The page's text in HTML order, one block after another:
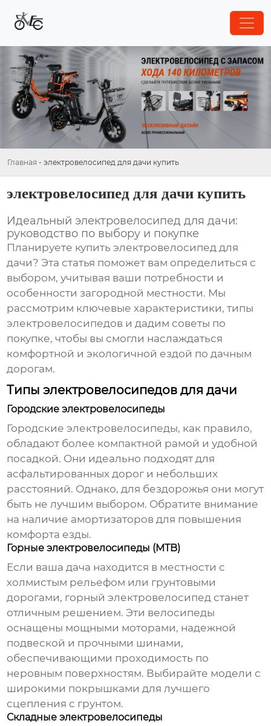
Главная - электровелосипед для дачи купить
электровелосипед для дачи купить
Идеальный электровелосипед для дачи:
руководство по выбору и покупке
Планируете купитьэлектровелосипед для
дачи? Эта статья поможет вам определиться с
выбором, учитывая ваши потребности и
особенности загородной местности. Мы
рассмотрим ключевые характеристики, типы
электровелосипедов и дадим советы по
покупке, чтобы вы смогли наслаждаться
комфортной и экологичной ездой по дачным
дорогам.
Типы электровелосипедов для дачи
Городские электровелосипеды
Городскиеэлектровелосипеды, как правило,
обладают более компактной рамой и удобной
посадкой. Они идеально подходят для
асфальтированных дорог и небольших
расстояний. Однако, для бездорожья они могут
быть не лучшим выбором. Обратите внимание
на наличие амортизаторов для повышения
комфорта езды.
Горные электровелосипеды (MTB)
Если ваша дача находится в местности с
холмистым рельефом или грунтовыми
дорогами, горныйэлектровелосипед станет
отличным решением. Эти велосипеды
оснащены мощными моторами, надежной
подвеской и прочными шинами,
обеспечивающими проходимость по
неровным поверхностям. Выбирайте модели с
широкими покрышками для лучшего
сцепления с грунтом.
Складные электровелосипеды